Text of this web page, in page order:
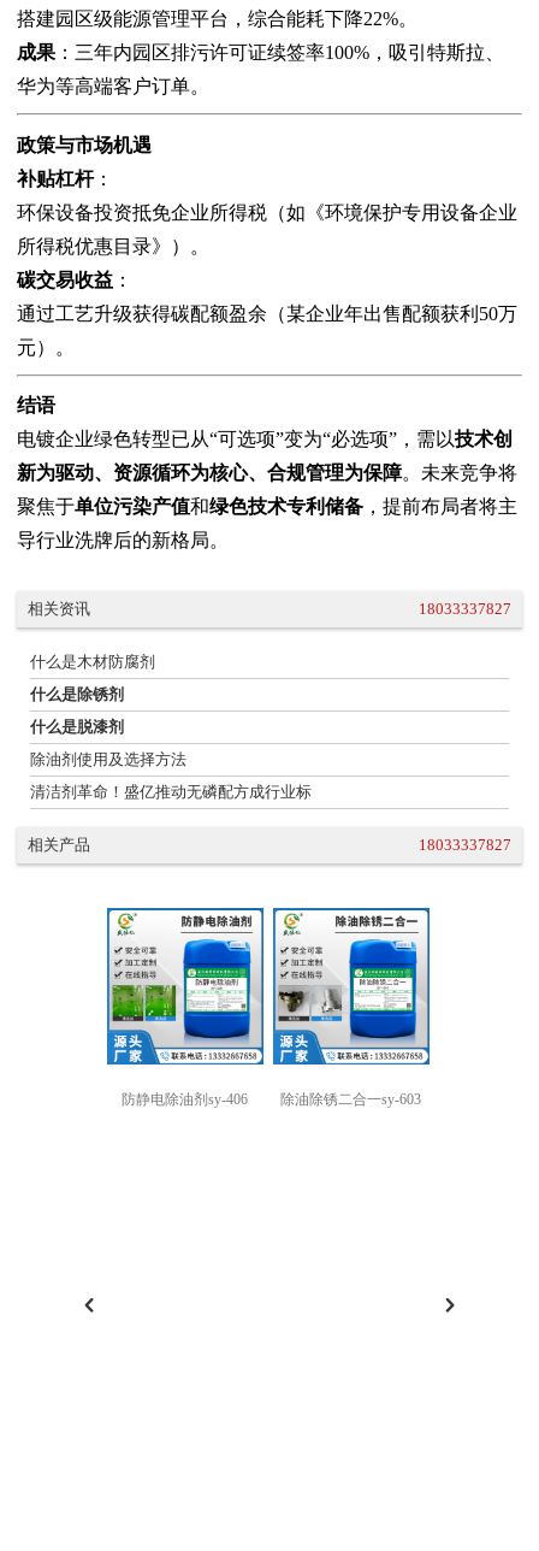
搭建园区级能源管理平台，综合能耗下降22%。
成果 ：三年内园区排污许可证续签率100%，吸引特斯拉、
华为等高端客户订单。
政策与市场机遇
补贴杠杆：
环保设备投资抵免企业所得税（如《环境保护专用设备企业
所得税优惠目录》）。
碳交易收益 ：
通过工艺升级获得碳配额盈余（某企业年出售配额获利50万
元）。
结语
电镀企业绿色转型已从“可选项”变为“必选项”，需以技术创
新为驱动、资源循环为核心、合规管理为保障。未来竞争将
聚焦于单位污染产值和绿色技术专利储备 ，提前布局者将主
导行业洗牌后的新格局。
相关资讯 18033337827
什么是木材防腐剂
什么是除锈剂
什么是脱漆剂
除油剂使用及选择方法
清洁剂革命！盛亿推动无磷配方成行业标
相关产品 18033337827
防静电除油剂sy-406 除油除锈二合一sy-603